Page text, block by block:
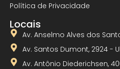
Política de Privacidade
Locais
Av. Anselmo Alves dos
Av. Santos Dumont, 2924 -
Av. Antônio Diederichsen,